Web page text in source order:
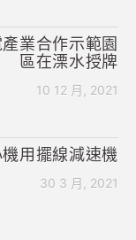
業合作示範園
區在溧水授牌
10 12 月, 2021
用擺線減速機
30 3 月, 2021